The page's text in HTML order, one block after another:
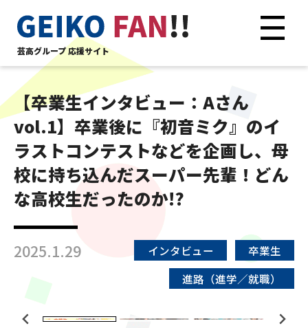
芸高グループ 応援サイト
【卒業生インタビュー：Aさん
vol.1】卒業後に『初音ミク』のイ
ラストコンテストなどを企画し、母
校に持ち込んだスーパー先輩！どん
な高校生だったのか!?
2025.1.29 インタビュー
卒業生
進路（進学／就職）
鏡音リン・レン Happy 14th Birthdayコラボ企画 「中校生クリエイ